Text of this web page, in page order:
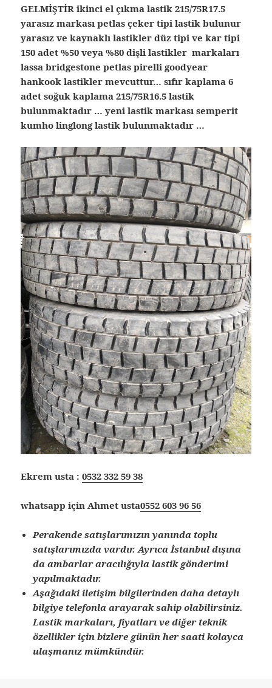
GELMİŞTİR ikinci el çıkma lastik 215/75R17.5
yarasız markası petlas çeker tipi lastik bulunur
yarasız ve kaynaklı lastikler düz tipi ve kar tipi
150 adet %50 veya %80 dişli lastikler markaları
lassa bridgestone petlas pirelli goodyear
hankook lastikler mevcuttur… sıfır kaplama 6
adet soğuk kaplama 215/75R16.5 lastik
bulunmaktadır … yeni lastik markası semperit
kumho linglong lastik bulunmaktadır …
Ekrem usta :0532 332 59 38
whatsapp için Ahmet usta0552 603 96 56
Perakende satışlarımızın yanında toplu
satışlarımızda vardır. Ayrıca İstanbul dışına
da ambarlar aracılığıyla lastik gönderimi
yapılmaktadır.
Aşağıdaki iletişim bilgilerinden daha detaylı
bilgiye telefonla arayarak sahip olabilirsiniz.
Lastik markaları, fiyatları ve diğer teknik
özellikler için bizlere günün her saati kolayca
ulaşmanız mümkündür.